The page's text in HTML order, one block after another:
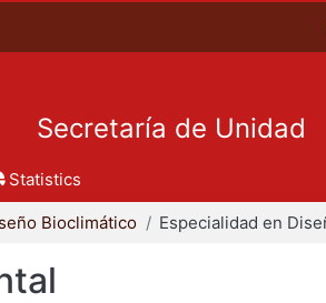
Secretaría de Unidad
Statistics
Bioclimático